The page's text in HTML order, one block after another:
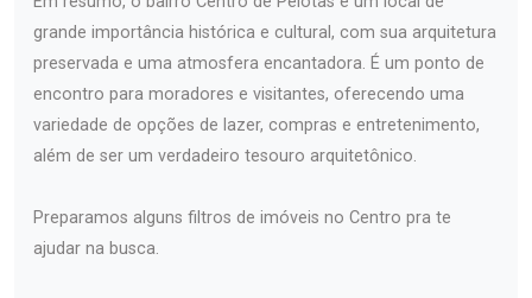
grande importância histórica e cultural, com sua arquitetura
preservada e uma atmosfera encantadora. É um ponto de
encontro para moradores e visitantes, oferecendo uma
variedade de opções de lazer, compras e entretenimento,
além de ser um verdadeiro tesouro arquitetônico.
Preparamos alguns filtros de imóveis no Centro pra te
ajudar na busca.